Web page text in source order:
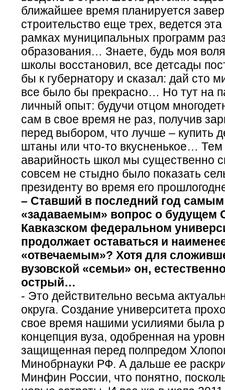
ближайшее время планируется
строительство еще трех, ведется
рамках муниципальных программ
образования… Знаете, будь моя
школы восстановил, все детсады
бы к губернатору и сказал: дай сто
все было бы прекрасно… Но тут на
личный опыт: будучи отцом
сам в свое время не раз, получив
перед выбором, что лучше – купить
штаны или что-то вкусненькое…
аварийность школ мы существенно
совсем не стыдно было показать
президенту во время его
– Ставший в последний год самым
«задаваемым» вопрос о будущем
Кавказском федеральном
продолжает оставаться и
«отвечаемым»? Хотя для
вузовской «семьи» он,
острый…
- Это действительно весьма
округа. Создание университета
свое время нашими усилиями была
концепция вуза, одобренная на
защищенная перед полпредом
Минобрнауки РФ. А дальше ее
Минфин России, что понятно,